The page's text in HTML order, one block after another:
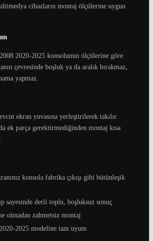
cihazların montaj ölçülerine uygun
2020-2025 konsolunun ölçülerine göre
çevresinde boşluk ya da aralık bırakmaz,
yapmaz.
ekran yuvasına yerleştirilerek takılır.
ek parça gerektirmediğinden montaj kısa
konsola fabrika çıkışı gibi bütünleşik
sayesinde derli toplu, boşluksuz sonuç
olmadan zahmetsiz montaj
2025 modeline tam uyum